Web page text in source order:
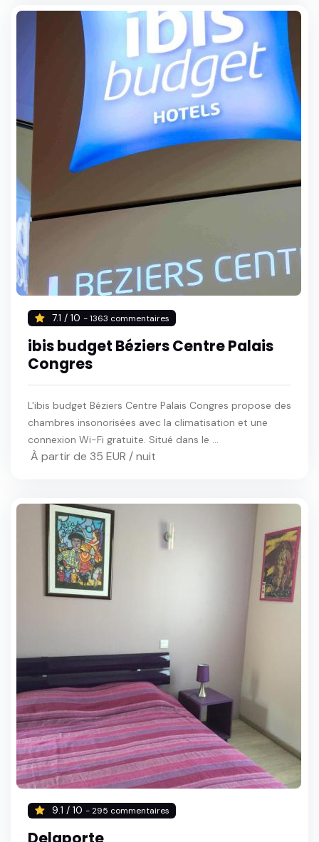
7.1 / 10 - 1363 commentaires
ibis budget Béziers Centre Palais
Congres
L'ibis budget Béziers Centre Palais Congres propose des
chambres insonorisées avec la climatisation et une
connexion Wi-Fi gratuite. Situé dans le ...
À partir de 35 EUR / nuit
9.1 / 10 - 295 commentaires